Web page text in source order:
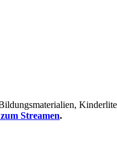
Streamen.